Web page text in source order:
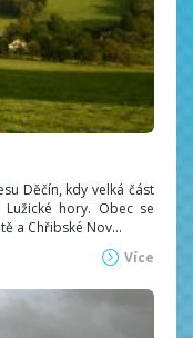
Děčín, kdy velká část
hory. Obec se
a Chřibské Nov...
Více